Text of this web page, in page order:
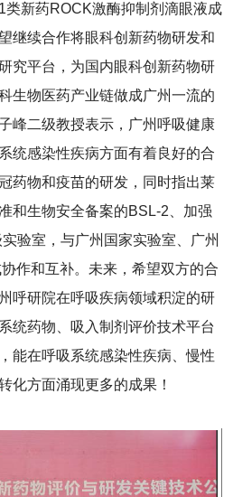
类新药ROCK激酶抑制剂滴眼液成
继续合作将眼科创新药物研发和
究平台，为国内眼科创新药物研
生物医药产业链做成广州一流的
峰二级教授表示，广州呼吸健康
统感染性疾病方面有着良好的合
药物和疫苗的研发，同时指出莱
和生物安全备案的BSL-2、加强
验室，与广州国家实验室、广州
作和互补。未来，希望双方的合
呼研院在呼吸疾病领域积淀的研
统药物、吸入制剂评价技术平台
能在呼吸系统感染性疾病、慢性
化方面涌现更多的成果！